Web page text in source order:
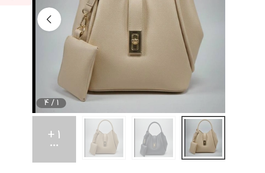
1
/
4
1
+